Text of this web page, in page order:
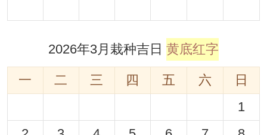
2026年3月栽种吉日 黄底红字
一 二 三 四 五 六
日
1